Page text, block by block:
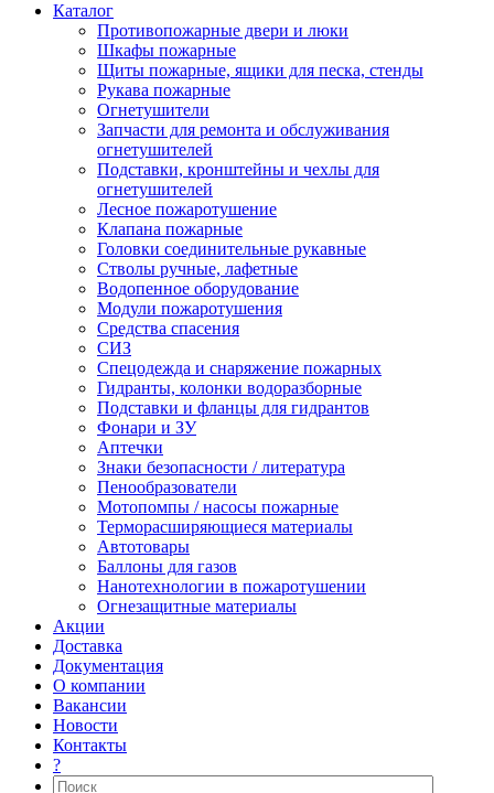
Каталог
Противопожарные двери и люки
Шкафы пожарные
Щиты пожарные, ящики для песка, стенды
Рукава пожарные
Огнетушители
Запчасти для ремонта и обслуживания
огнетушителей
Подставки, кронштейны и чехлы для
огнетушителей
Лесное пожаротушение
Клапана пожарные
Головки соединительные рукавные
Стволы ручные, лафетные
Водопенное оборудование
Модули пожаротушения
Средства спасения
СИЗ
Спецодежда и снаряжение пожарных
Гидранты, колонки водоразборные
Подставки и фланцы для гидрантов
Фонари и ЗУ
Аптечки
Знаки безопасности / литература
Пенообразователи
Мотопомпы / насосы пожарные
Терморасширяющиеся материалы
Автотовары
Баллоны для газов
Нанотехнологии в пожаротушении
Огнезащитные материалы
Акции
Доставка
Документация
О компании
Вакансии
Новости
Контакты
?